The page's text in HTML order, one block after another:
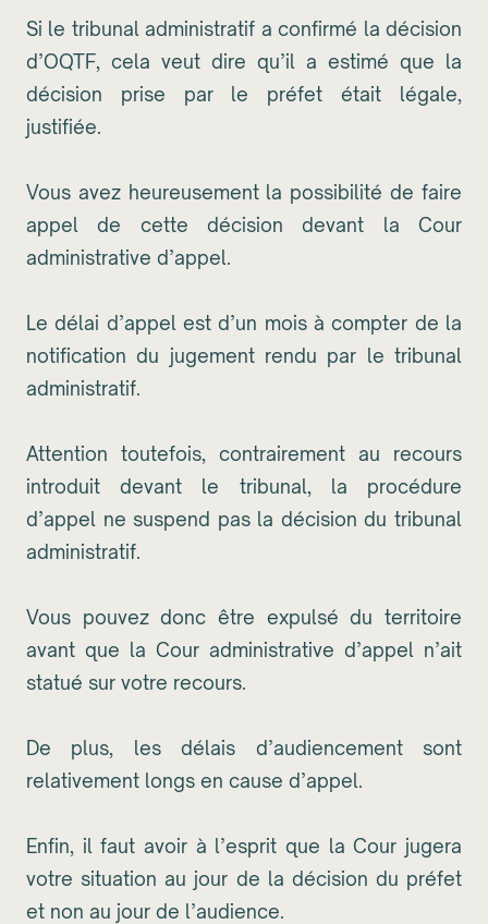
Si le tribunal administratif a confirmé la décision
d’OQTF, cela veut dire qu’il a estimé que la
décision prise par le préfet était légale,
justifiée.
Vous avez heureusement la possibilité de faire
appel de cette décision devant la Cour
administrative d’appel.
Le délai d’appel est d’un mois à compter de la
notification du jugement rendu par le tribunal
administratif.
Attention toutefois, contrairement au recours
introduit devant le tribunal, la procédure
d’appel ne suspend pas la décision du tribunal
administratif.
Vous pouvez donc être expulsé du territoire
avant que la Cour administrative d’appel n’ait
statué sur votre recours.
De plus, les délais d’audiencement sont
relativement longs en cause d’appel.
Enfin, il faut avoir à l’esprit que la Cour jugera
votre situation au jour de la décision du préfet
et non au jour de l’audience.